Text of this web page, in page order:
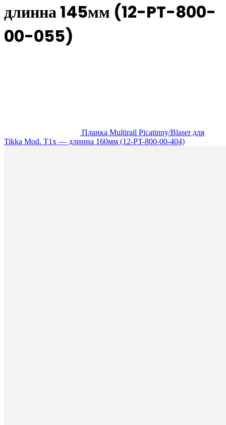
длинна 145мм (12-PT-800-
00-055)
Планка Multirail Picatinny/Blaser для
Tikka Mod. T1x — длинна 160мм (12-PT-800-00-404)